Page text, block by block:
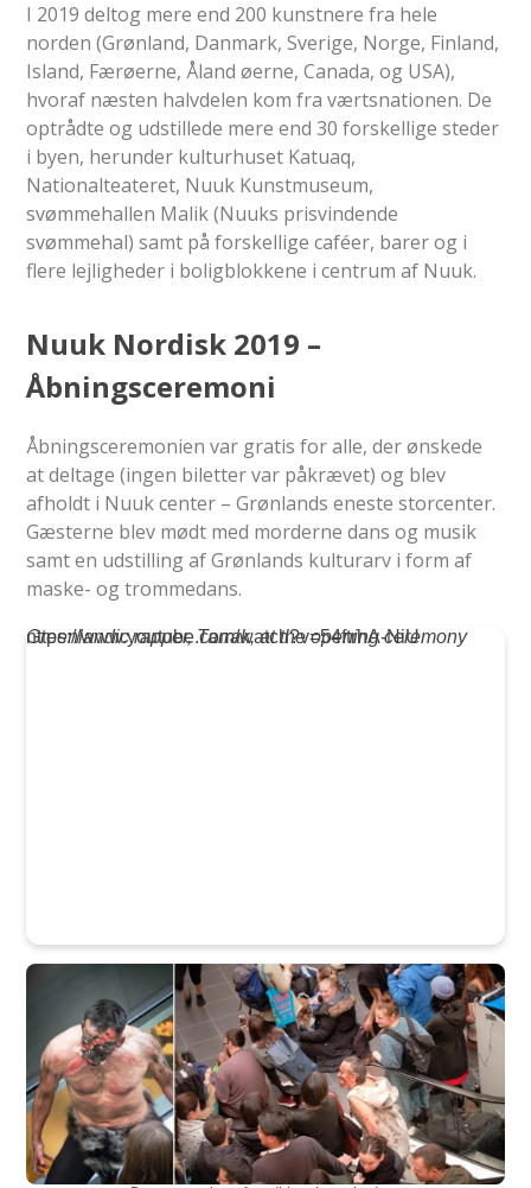
I 2019 deltog mere end 200 kunstnere fra hele
norden (Grønland, Danmark, Sverige, Norge, Finland,
Island, Færøerne, Åland øerne, Canada, og USA),
hvoraf næsten halvdelen kom fra værtsnationen. De
optrådte og udstillede mere end 30 forskellige steder
i byen, herunder kulturhuset Katuaq,
Nationalteateret, Nuuk Kunstmuseum,
svømmehallen Malik (Nuuks prisvindende
svømmehal) samt på forskellige caféer, barer og i
flere lejligheder i boligblokkene i centrum af Nuuk.
Nuuk Nordisk 2019 –
Åbningsceremoni
Åbningsceremonien var gratis for alle, der ønskede
at deltage (ingen biletter var påkrævet) og blev
afholdt i Nuuk center – Grønlands eneste storcenter.
Gæsterne blev mødt med morderne dans og musik
samt en udstilling af Grønlands kulturarv i form af
maske- og trommedans.
https://www.youtube.com/watch?v=54ftrhA-NiU
Greenlandic rapper, Tarrak, at the opening ceremony